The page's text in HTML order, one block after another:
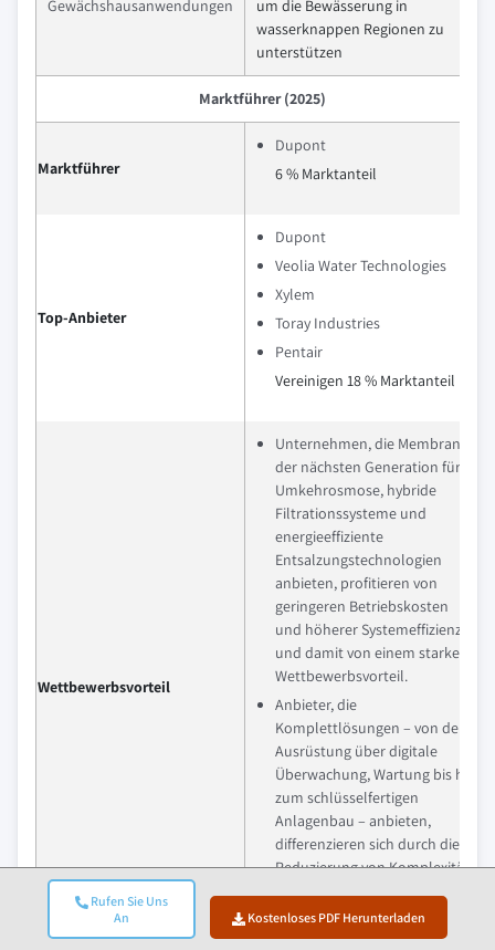
Rufen Sie Uns
An
Kostenloses PDF Herunterladen
Gewächshausanwendungen
um die Bewässerung in
wasserknappen Regionen zu
unterstützen
Marktführer (2025)
Marktführer
Dupont
6 % Marktanteil
Top-Anbieter
Dupont
Veolia Water Technologies
Xylem
Toray Industries
Pentair
Vereinigen 18 % Marktanteil
Wettbewerbsvorteil
Unternehmen, die Membranen
der nächsten Generation für
Umkehrosmose, hybride
Filtrationssysteme und
energieeffiziente
Entsalzungstechnologien
anbieten, profitieren von
geringeren Betriebskosten
und höherer Systemeffizienz
und damit von einem starken
Wettbewerbsvorteil.
Anbieter, die
Komplettlösungen – von der
Ausrüstung über digitale
Überwachung, Wartung bis hin
zum schlüsselfertigen
Anlagenbau – anbieten,
differenzieren sich durch die
Reduzierung von Komplexität
Kunden.